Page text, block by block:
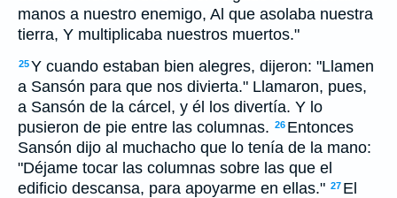
manos a nuestro enemigo, Al que asolaba nuestra
tierra, Y multiplicaba nuestros muertos."
25Y cuando estaban bien alegres, dijeron: "Llamen
a Sansón para que nos divierta." Llamaron, pues,
a Sansón de la cárcel, y él los divertía. Y lo
pusieron de pie entre las columnas. 26 Entonces
Sansón dijo al muchacho que lo tenía de la mano:
"Déjame tocar las columnas sobre las que el
edificio descansa, para apoyarme en ellas." 27 El